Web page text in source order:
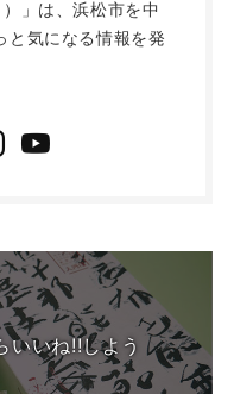
」は、浜松市を中
と気になる情報を発
いいね!!しよう